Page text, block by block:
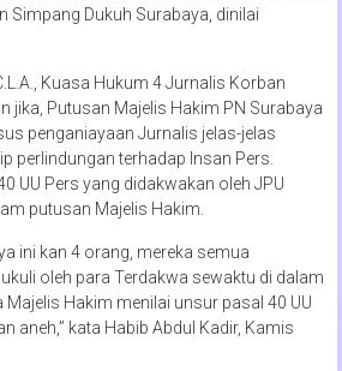
Simpang Dukuh Surabaya, dinilai
Kuasa Hukum 4 Jurnalis Korban
jika, Putusan Majelis Hakim PN Surabaya
penganiayaan Jurnalis jelas-jelas
perlindungan terhadap Insan Pers.
UU Pers yang didakwakan oleh JPU
putusan Majelis Hakim.
ini kan 4 orang, mereka semua
oleh para Terdakwa sewaktu di dalam
Hakim menilai unsur pasal 40 UU
aneh,” kata Habib Abdul Kadir, Kamis